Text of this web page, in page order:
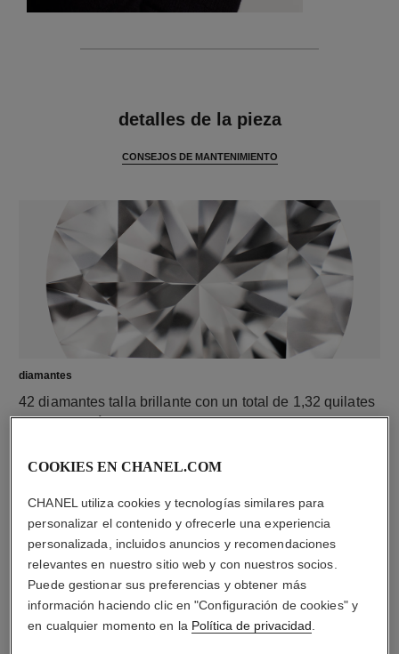
detalles de la pieza
CONSEJOS DE MANTENIMIENTO
diamantes
42 diamantes talla brillante con un total de 1,32 quilates
Las características de cada pieza pueden variar**
COOKIES EN CHANEL.COM
CHANEL utiliza cookies y tecnologías similares para
personalizar el contenido y ofrecerle una experiencia
personalizada, incluidos anuncios y recomendaciones
relevantes en nuestro sitio web y con nuestros socios.
Puede gestionar sus preferencias y obtener más
información haciendo clic en "Configuración de cookies" y
en cualquier momento en la Política de privacidad